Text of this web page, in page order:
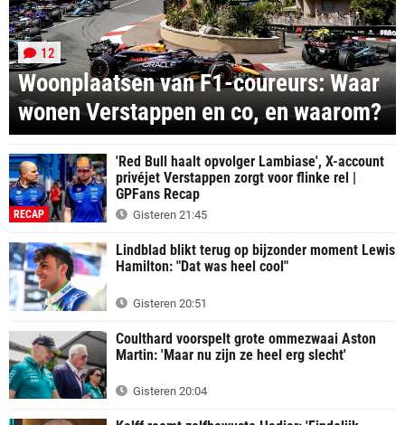
Woonplaatsen van F1-coureurs: Waar
wonen Verstappen en co, en waarom?
12
RECAP
'Red Bull haalt opvolger Lambiase', X-account
privéjet Verstappen zorgt voor flinke rel |
GPFans Recap
Gisteren 21:45
Lindblad blikt terug op bijzonder moment Lewis
Hamilton: "Dat was heel cool"
Gisteren 20:51
Coulthard voorspelt grote ommezwaai Aston
Martin: 'Maar nu zijn ze heel erg slecht'
Gisteren 20:04